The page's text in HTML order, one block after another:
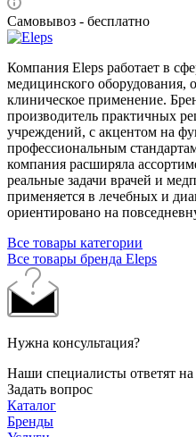
Самовывоз - бесплатно
Компания Eleps работает в
медицинского оборудования,
клиническое применение.
производитель практичных
учреждений, с акцентом на
профессиональным
компания расширяла
реальные задачи врачей и
применяется в лечебных и
ориентировано на
Все товары категории
Все товары бренда Eleps
Нужна консультация?
Наши специалисты ответят
Задать вопрос
Каталог
Бренды